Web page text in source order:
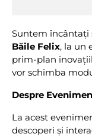
Suntem încântați
Băile Felix, la un
prim-plan
vor schimba
Despre
La acest
descoperi și